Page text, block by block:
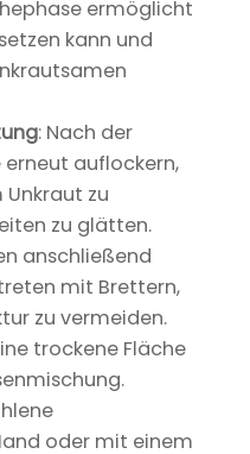
ermöglicht
kann und
: Nach der
auflockern,
zu
zu glätten.
anschließend
mit Brettern,
zu vermeiden.
trockene Fläche
oder mit einem